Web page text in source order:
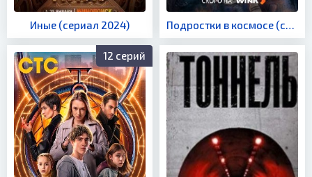
Иные (сериал 2024) Подростки в космосе (сериал 2024)
12 серий